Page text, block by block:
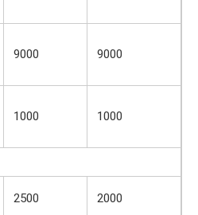
9000 9000
1000 1000
2500 2000